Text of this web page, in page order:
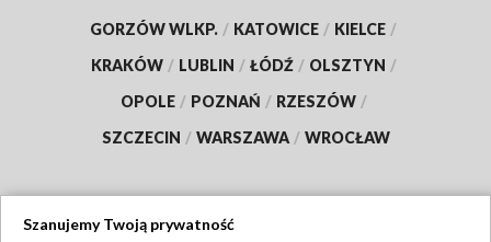
GORZÓW WLKP. / KATOWICE / KIELCE /
KRAKÓW / LUBLIN / ŁÓDŹ / OLSZTYN /
OPOLE / POZNAŃ / RZESZÓW /
SZCZECIN / WARSZAWA / WROCŁAW
Szanujemy Twoją prywatność